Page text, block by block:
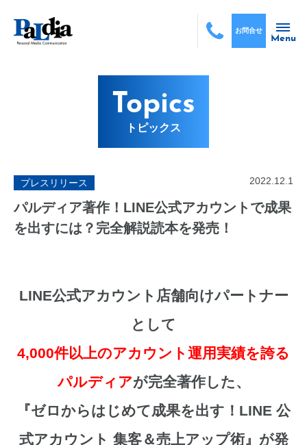
Menu
お問合せ
Topics
トピックス
プレスリリース 2022.12.1
パルディア著作！LINE公式アカウントで成果
を出すには？完全解説読本を発売！
LINE公式アカウント店舗向けパートナー
として
4,000件以上のアカウント運用実績を誇る
パルディアが完全著作した、
『ゼロからはじめて成果を出す！LINE 公
式アカウント 集客＆売上アップ術』が発